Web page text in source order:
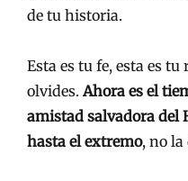
de tu historia.
Esta es tu fe, esta es
olvides. Ahora es el
amistad salvadora del
hasta el extremo, no la